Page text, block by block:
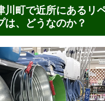
川町で近所にあるリ
は、どうなのか？